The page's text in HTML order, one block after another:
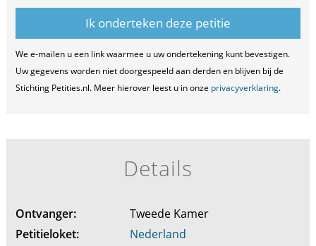
We e-mailen u een link waarmee u uw ondertekening kunt bevestigen.
Uw gegevens worden niet doorgespeeld aan derden en blijven bij de
Stichting Petities.nl. Meer hierover leest u in onze privacyverklaring.
Details
Ontvanger:
Tweede Kamer
Petitieloket:
Nederland